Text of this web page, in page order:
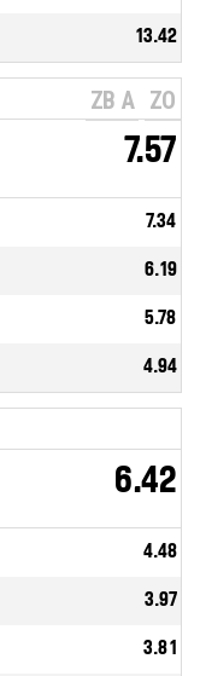
13.42
ZB A ZO
7.57
7.34
6.19
5.78
4.94
6.42
4.48
3.97
3.81